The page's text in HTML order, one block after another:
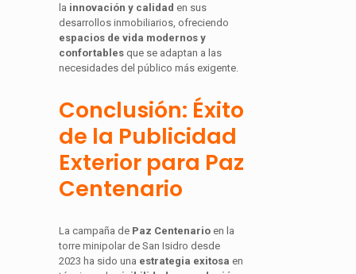
la innovación y calidad en sus
desarrollos inmobiliarios, ofreciendo
espacios de vida modernos y
confortables que se adaptan a las
necesidades del público más exigente.
Conclusión: Éxito
de la Publicidad
Exterior para Paz
Centenario
La campaña de Paz Centenario en la
torre minipolar de San Isidro desde
2023 ha sido una estrategia exitosa en